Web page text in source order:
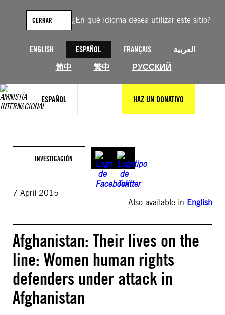
¿En qué idioma desea utilizar este sitio?
ENGLISH ESPAÑOL FRANÇAIS
العربية
简中
繁中 РУССКИЙ
CERRAR
ESPAÑOL HAZ UN DONATIVO
contenido
INVESTIGACIÓN
7 April 2015
Also available in English
Afghanistan: Their lives on the
line: Women human rights
defenders under attack in
Afghanistan